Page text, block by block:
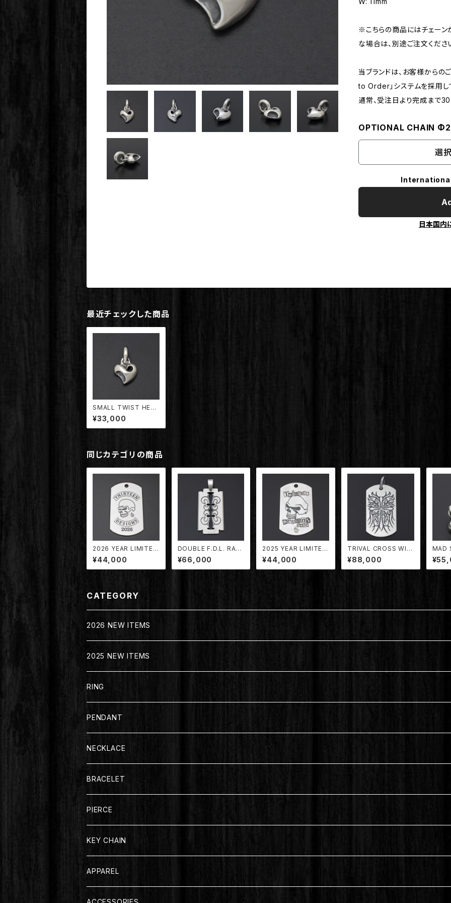
※こちらの商品にはチェーン
な場合は、別途ご注文くださ
当ブランドは、お客様から
to Order」システムを採用し
通常、受注日より完成まで
OPTIONAL CHAIN
選
日本国内
最近チェックした商品
SMALL TWIST HEA
RT PENDANT 【TDP
D-041】
¥33,000
同じカテゴリの商品
2026 YEAR LIMITED
DOG TAG PENDANT
【TDYT-2026】
¥44,000
DOUBLE F.D.L. RAZ
OR BLADE PENDAN
T 【TDPD-063】
¥66,000
2025 YEAR LIMITED
DOG TAG PENDANT
【TDYT-2025】
¥44,000
TRIVAL CROSS WIN
G DOG TAG PENDA
NT 【TDPD-053】
¥88,000
MAD
NT【
CATEGORY
2026 NEW ITEMS
2025 NEW ITEMS
RING
PENDANT
NECKLACE
BRACELET
PIERCE
KEY CHAIN
APPAREL
T-SHIRT